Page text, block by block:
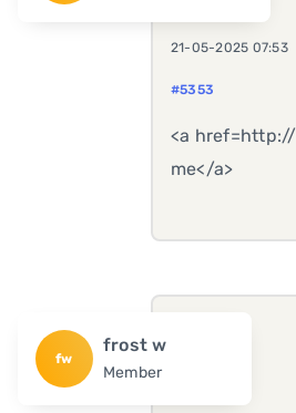
21-05-2025 07:53
#5353
<a
me</a>
fw
frost w
Member